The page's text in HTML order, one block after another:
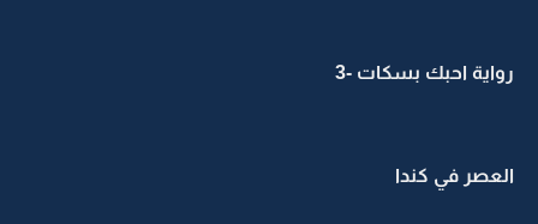
رواية احبك بسكات -3
العصر في كندا